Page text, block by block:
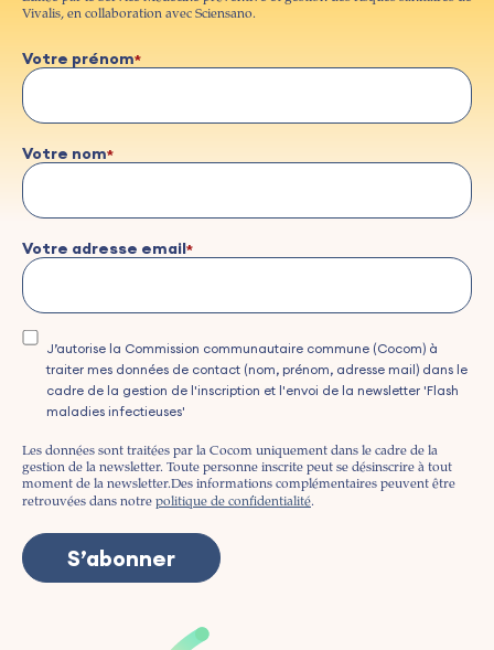
Vivalis, en collaboration avec Sciensano.
Votre prénom
Votre nom
Votre adresse email
J’autorise la Commission communautaire commune (Cocom) à
traiter mes données de contact (nom, prénom, adresse mail) dans le
cadre de la gestion de l'inscription et l'envoi de la newsletter 'Flash
maladies infectieuses'
Les données sont traitées par la Cocom uniquement dans le cadre de la
gestion de la newsletter. Toute personne inscrite peut se désinscrire à tout
moment de la newsletter.Des informations complémentaires peuvent être
retrouvées dans notre politique de confidentialité.